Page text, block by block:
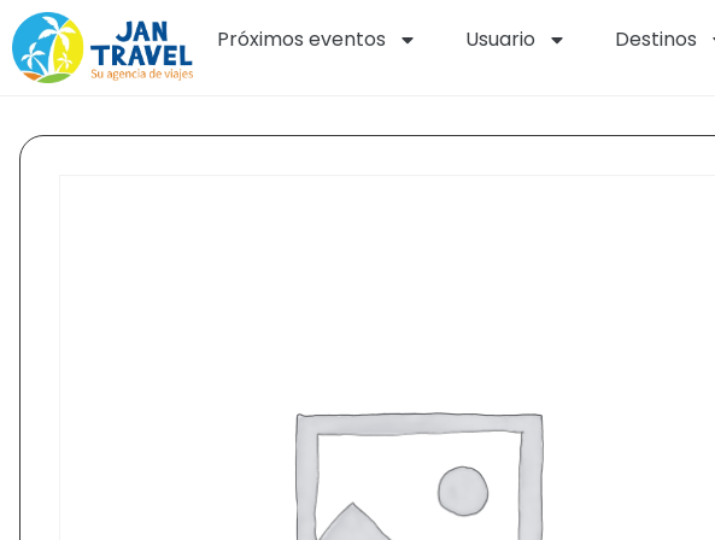
Próximos eventos Usuario Destinos